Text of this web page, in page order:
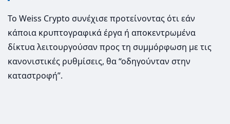
Το Weiss Crypto συνέχισε προτείνοντας ότι εάν
κάποια κρυπτογραφικά έργα ή αποκεντρωμένα
δίκτυα λειτουργούσαν προς τη συμμόρφωση με τις
κανονιστικές ρυθμίσεις, θα “οδηγούνταν στην
καταστροφή”.